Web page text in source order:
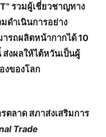
รวมผู้เชี่ยวชาญทาง
ดำเนินการอย่าง
ารถผลิตหน้ากากได้ 10
งผลให้ไต้หวันเป็นผู้
งของโลก
ตลาด สภาส่งเสริมการ
Trade